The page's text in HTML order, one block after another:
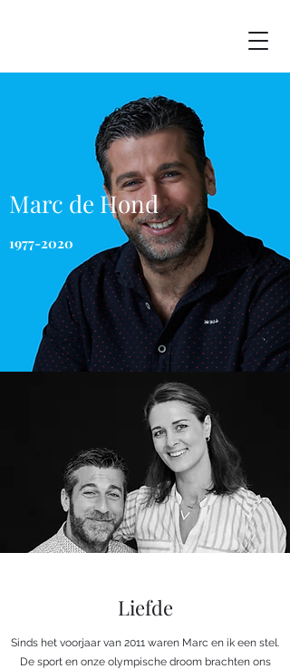
Marc de Hond
1977-2020
Liefde
Sinds het voorjaar van 2011 waren Marc en ik een stel.
De sport en onze olympische droom brachten ons